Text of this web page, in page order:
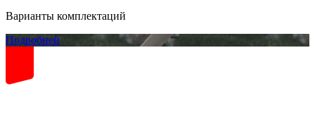
Варианты комплектаций
Подробней